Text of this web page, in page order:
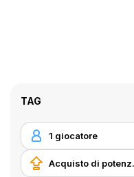
TAG
1 giocatore